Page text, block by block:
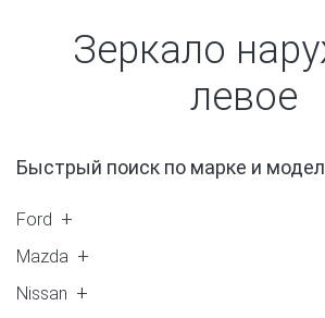
Зеркало
левое
Быстрый поиск по марке и
Ford
Mazda
Nissan